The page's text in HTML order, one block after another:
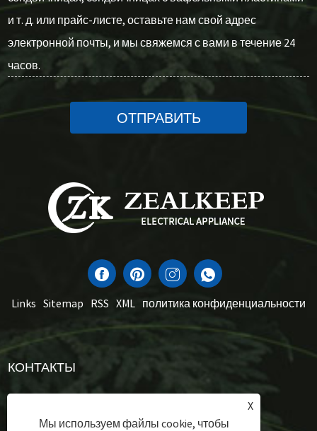
и т. д. или прайс-листе, оставьте нам свой адрес
электронной почты, и мы свяжемся с вами в течение 24
часов.
ОТПРАВИТЬ
Links Sitemap RSS XML политика конфиденциальности
КОНТАКТЫ
Электронная почта: sales1@zealkeep.com
X
Мы используем файлы cookie, чтобы